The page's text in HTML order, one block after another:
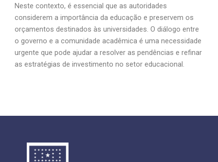
Neste contexto, é essencial que as autoridades
considerem a importância da educação e preservem os
orçamentos destinados às universidades. O diálogo entre
o governo e a comunidade acadêmica é uma necessidade
urgente que pode ajudar a resolver as pendências e refinar
as estratégias de investimento no setor educacional.